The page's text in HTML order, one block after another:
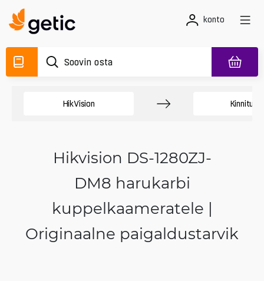
konto
HikVision
Hikvision DS-1280ZJ-
DM8 harukarbi
kuppelkaameratele |
Originaalne paigaldustarvik